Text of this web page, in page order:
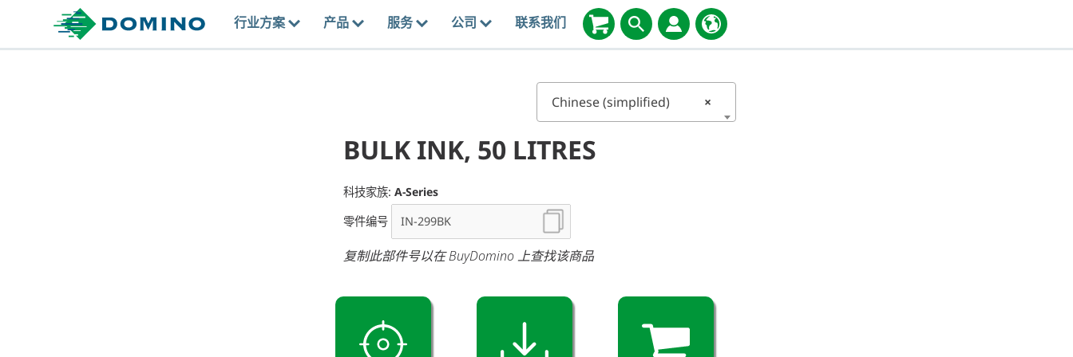
行业方案 产品 服务 公司 联系我们
×
Chinese (simplified)
BULK INK, 50 LITRES
科技家族: A-Series
零件编号
复制此部件号以在 BuyDomino 上查找该商品